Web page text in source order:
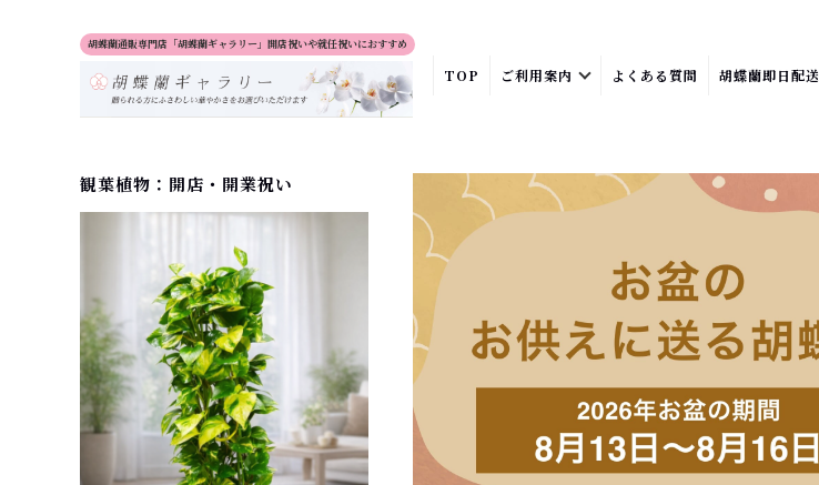
胡蝶蘭通販専門店「胡蝶蘭ギャラリー」開店祝いや就任祝いにおすすめ
TOP ご利用案内 よくある質問 胡蝶蘭即日配送
観葉植物：開店・開業祝い